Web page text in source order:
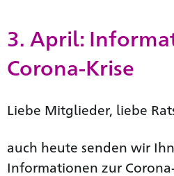
3. April:
Corona-Krise
Liebe Mitglieder, liebe
auch heute senden wir
Informationen zur